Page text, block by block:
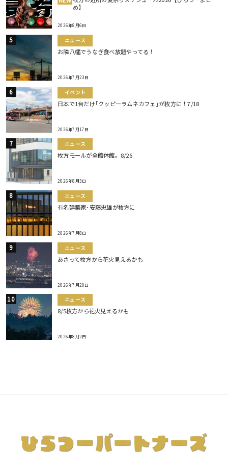
め】
2026年8月6日
ニュース
お隣八幡でうなぎ食べ放題やってる！
2026年7月23日
イベント
日本で1台だけ｢クッピーラムネカフェ｣が枚方に！7/18
2026年7月17日
ニュース
枚方モールが全館休館。8/26
2026年8月3日
ニュース
有名建築家･安藤忠雄が枚方に
2026年7月8日
ニュース
あさって枚方から花火見えるかも
2026年7月20日
ニュース
8/5枚方から花火見えるかも
2026年8月2日